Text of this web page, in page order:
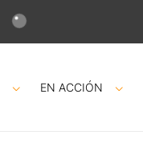
EN ACCIÓN